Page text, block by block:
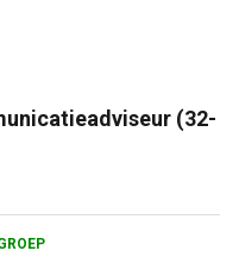
(32-